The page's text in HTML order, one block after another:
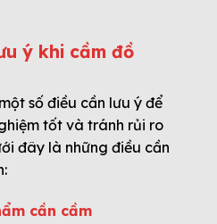
ý khi cầm đồ
số điều cần lưu ý để
tốt và tránh rủi ro
đây là những điều cần
cần cầm